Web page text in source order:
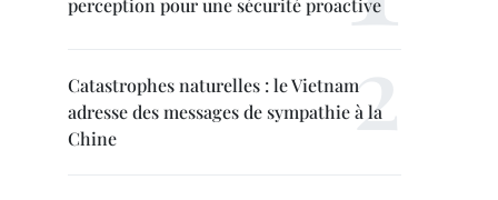
perception pour une sécurité proactive
Catastrophes naturelles : le Vietnam
adresse des messages de sympathie à la
Chine